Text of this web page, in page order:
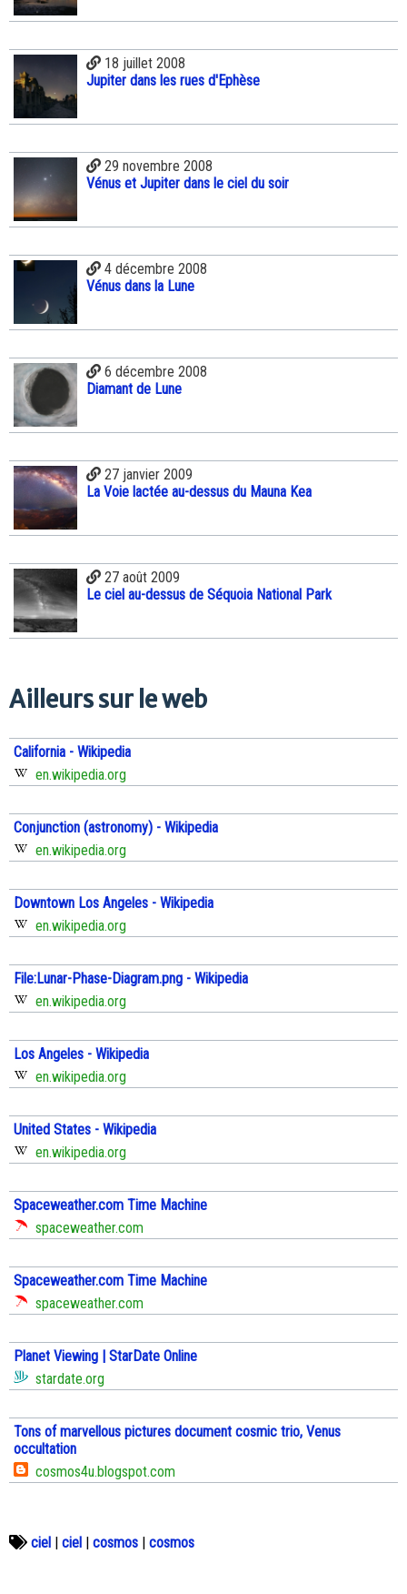
18 juillet 2008
Jupiter dans les rues d'Ephèse
29 novembre 2008
Vénus et Jupiter dans le ciel du soir
4 décembre 2008
Vénus dans la Lune
6 décembre 2008
Diamant de Lune
27 janvier 2009
La Voie lactée au-dessus du Mauna Kea
27 août 2009
Le ciel au-dessus de Séquoia National Park
Ailleurs sur le web
California - Wikipedia
en.wikipedia.org
Conjunction (astronomy) - Wikipedia
en.wikipedia.org
Downtown Los Angeles - Wikipedia
en.wikipedia.org
File:Lunar-Phase-Diagram.png - Wikipedia
en.wikipedia.org
Los Angeles - Wikipedia
en.wikipedia.org
United States - Wikipedia
en.wikipedia.org
Spaceweather.com Time Machine
spaceweather.com
Spaceweather.com Time Machine
spaceweather.com
Planet Viewing | StarDate Online
stardate.org
Tons of marvellous pictures document cosmic trio, Venus
occultation
cosmos4u.blogspot.com
ciel | ciel | cosmos | cosmos